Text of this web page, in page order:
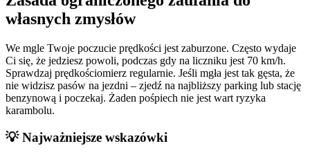
własnych zmysłów
We mgle Twoje poczucie prędkości jest zaburzone. Często wydaje
Ci się, że jedziesz powoli, podczas gdy na liczniku jest 70 km/h.
Sprawdzaj prędkościomierz regularnie. Jeśli mgła jest tak gęsta, że
nie widzisz pasów na jezdni – zjedź na najbliższy parking lub stację
benzynową i poczekaj. Żaden pośpiech nie jest wart ryzyka
karambolu.
💡 Najważniejsze wskazówki